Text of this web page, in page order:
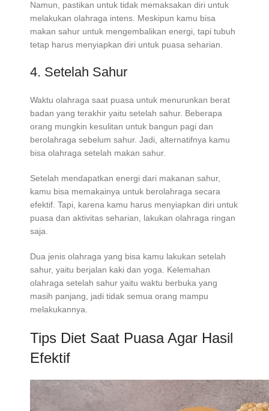
Namun, pastikan untuk tidak memaksakan diri untuk
melakukan olahraga intens. Meskipun kamu bisa
makan sahur untuk mengembalikan energi, tapi tubuh
tetap harus menyiapkan diri untuk puasa seharian.
4. Setelah Sahur
Waktu olahraga saat puasa untuk menurunkan berat
badan yang terakhir yaitu setelah sahur. Beberapa
orang mungkin kesulitan untuk bangun pagi dan
berolahraga sebelum sahur. Jadi, alternatifnya kamu
bisa olahraga setelah makan sahur.
Setelah mendapatkan energi dari makanan sahur,
kamu bisa memakainya untuk berolahraga secara
efektif. Tapi, karena kamu harus menyiapkan diri untuk
puasa dan aktivitas seharian, lakukan olahraga ringan
saja.
Dua jenis olahraga yang bisa kamu lakukan setelah
sahur, yaitu berjalan kaki dan yoga. Kelemahan
olahraga setelah sahur yaitu waktu berbuka yang
masih panjang, jadi tidak semua orang mampu
melakukannya.
Tips Diet Saat Puasa Agar Hasil
Efektif